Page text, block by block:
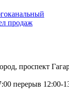
продаж
проспект
перерыв 12:00-